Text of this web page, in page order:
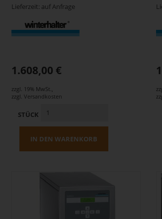
Lieferzeit: auf Anfrage
1.608,00 €
zzgl. 19% MwSt.
zzgl.Versandkosten
STÜCK
IN DEN WARENKORB